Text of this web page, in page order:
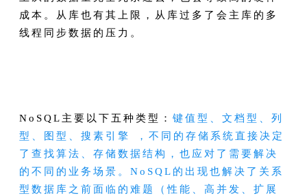
成本。从库也有其上限，从库过多了会主库的多
线程同步数据的压力。
NoSQL主要以下五种类型： 键值型、文档型、列
型、图型、搜素引擎 ，不同的存储系统直接决定
了查找算法、存储数据结构，也应对了需要解决
的不同的业务场景。NoSQL的出现也解决了关系
型数据库之前面临的难题（性能、高并发、扩展